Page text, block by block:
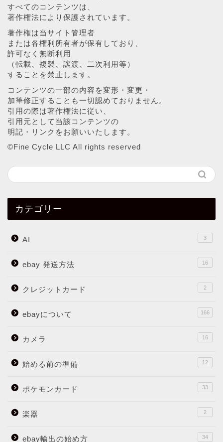
すべてのコンテンツは、
著作権法により保護されています。
著作権は当サイト管理者
または各権利所有者が保有しており、
許可なく無断利用
（転載、複製、譲渡、二次利用等）
することを禁止します。
コンテンツの一部の内容を変形・変更・
加筆修正することも一切認めておりません。
引用の際は著作権法に従い、
引用元として当該コンテンツの
明記・リンクをお願いいたします。
©︎Fine Cycle LLC All rights reserved
カテゴリー
AI 3
ebay 発送方法 16
クレジットカード 2
ebayについて 166
カメラ 16
始める前の準備 12
ポケモンカード 33
楽器 2
ebay輸出の始め方 34